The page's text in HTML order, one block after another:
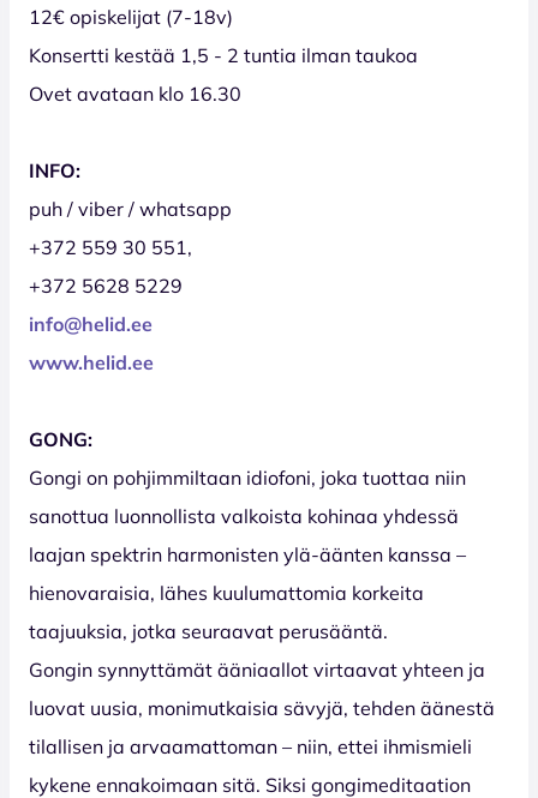
12€ opiskelijat (7-18v)
Konsertti kestää 1,5 - 2 tuntia ilman taukoa
Ovet avataan klo 16.30
INFO:
puh / viber / whatsapp
+372 559 30 551,
+372 5628 5229
info@helid.ee
www.helid.ee
GONG:
Gongi on pohjimmiltaan idiofoni, joka tuottaa niin
sanottua luonnollista valkoista kohinaa yhdessä
laajan spektrin harmonisten ylä-äänten kanssa –
hienovaraisia, lähes kuulumattomia korkeita
taajuuksia, jotka seuraavat perusääntä.
Gongin synnyttämät ääniaallot virtaavat yhteen ja
luovat uusia, monimutkaisia sävyjä, tehden äänestä
tilallisen ja arvaamattoman – niin, ettei ihmismieli
kykene ennakoimaan sitä. Siksi gongimeditaation